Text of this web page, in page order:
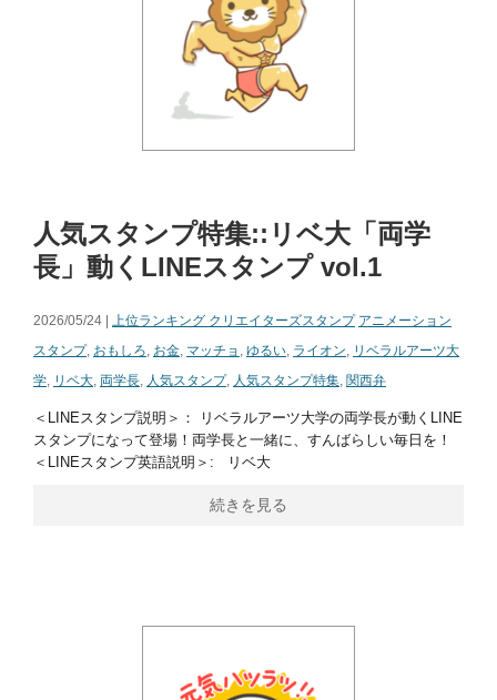
人気スタンプ特集::リベ大「両学
長」動くLINEスタンプ vol.1
2026/05/24 | 上位ランキング クリエイターズスタンプ アニメーション
スタンプ, おもしろ, お金, マッチョ , ゆるい, ライオン, リベラルアーツ大
学, リベ大, 両学長, 人気スタンプ, 人気スタンプ特集, 関西弁
＜LINEスタンプ説明＞： リベラルアーツ大学の両学長が動くLINE
スタンプになって登場！両学長と一緒に、すんばらしい毎日を！
＜LINEスタンプ英語説明＞: リベ大
続きを見る